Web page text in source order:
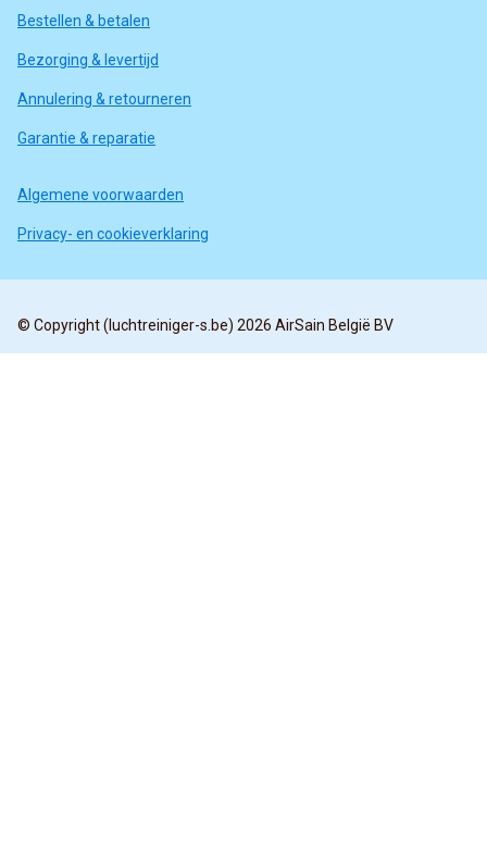
Bestellen & betalen
Bezorging & levertijd
Annulering & retourneren
Garantie & reparatie
Algemene voorwaarden
Privacy- en cookieverklaring
© Copyright (luchtreiniger-s.be) 2026 AirSain België BV